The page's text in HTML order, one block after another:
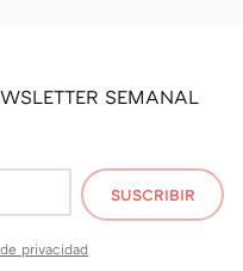
SEMANAL
SUSCRIBIR
privacidad